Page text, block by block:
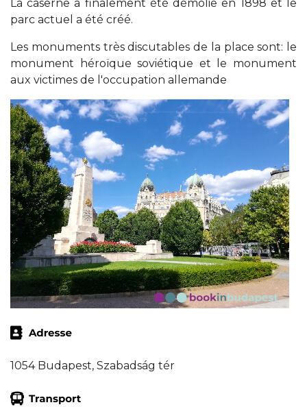
La caserne a finalement été démolie en 1898 et le
parc actuel a été créé.
Les monuments très discutables de la place sont: le
monument héroïque soviétique et le monument
aux victimes de l'occupation allemande
1054 Budapest, Szabadság tér